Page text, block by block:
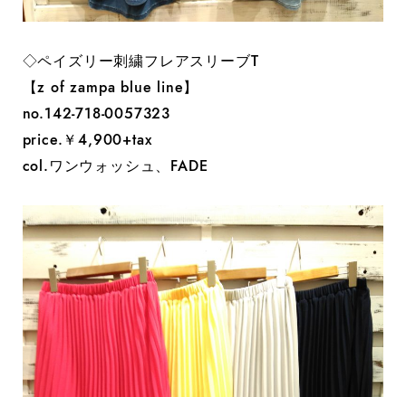
◇ペイズリー刺繍フレアスリーブT
【z of zampa blue line】
no.142-718-0057323
price.￥4,900+tax
col.ワンウォッシュ、FADE